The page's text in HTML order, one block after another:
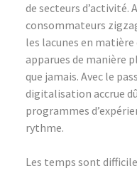
de secteurs d’activité.
consommateurs
les lacunes en
apparues de manière
que jamais. Avec le
digitalisation accrue
programmes
rythme.
Les temps sont